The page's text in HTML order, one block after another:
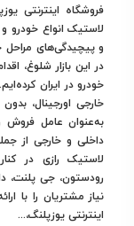
فروشگاه اینترنتی
لاستیک انواع
و پیچیدگی‌های مراحل
در این بازار شلوغ،
خودرو در ایران
خارجی اورجینال،
به‌عنوان عامل فروش
داخلی و خارجی از جمله
لاستیک رازی در
رودستون، جی پلنت،
نیاز مشتریان را با
اینترنتی یوزپلنگ،...